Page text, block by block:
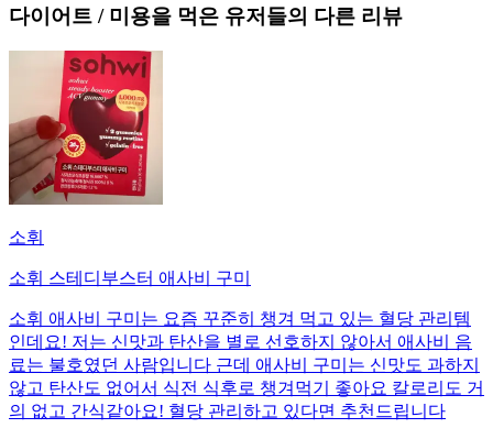
다이어트 / 미용을 먹은 유저들의 다른 리뷰
소휘
소휘 스테디부스터 애사비 구미
소휘 애사비 구미는 요즘 꾸준히 챙겨 먹고 있는 혈당 관리템
인데요! 저는 신맛과 탄산을 별로 선호하지 않아서 애사비 음
료는 불호였던 사람입니다 근데 애사비 구미는 신맛도 과하지
않고 탄산도 없어서 식전 식후로 챙겨먹기 좋아요 칼로리도 거
의 없고 간식같아요! 혈당 관리하고 있다면 추천드립니다